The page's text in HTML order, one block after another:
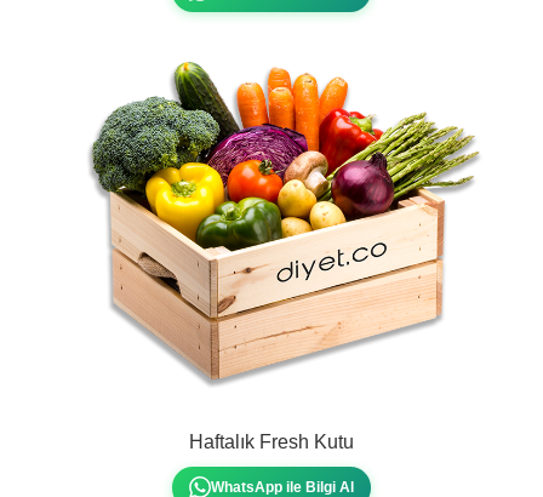
Haftalık Fresh Kutu
WhatsApp ile Bilgi Al